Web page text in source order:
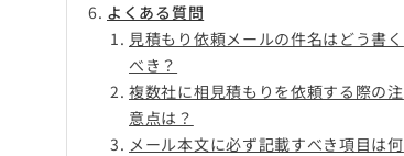
よくある質問
見積もり依頼メールの件名はどう書く
べき？
複数社に相見積もりを依頼する際の注
意点は？
メール本文に必ず記載すべき項目は何